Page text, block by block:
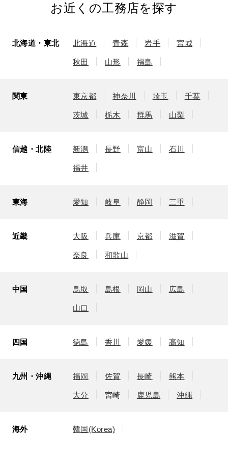
お近くの工務店を探す
北海道・東北 北海道 青森 岩手 宮城
秋田 山形 福島
関東 東京都 神奈川 埼玉 千葉
茨城 栃木 群馬 山梨
信越・北陸 新潟 長野 富山 石川
福井
東海 愛知 岐阜 静岡 三重
近畿 大阪 兵庫 京都 滋賀
奈良 和歌山
中国 鳥取 島根 岡山 広島
山口
四国 徳島 香川 愛媛 高知
九州・沖縄 福岡 佐賀 長崎 熊本
大分 宮崎 鹿児島 沖縄
海外 韓国(Korea)